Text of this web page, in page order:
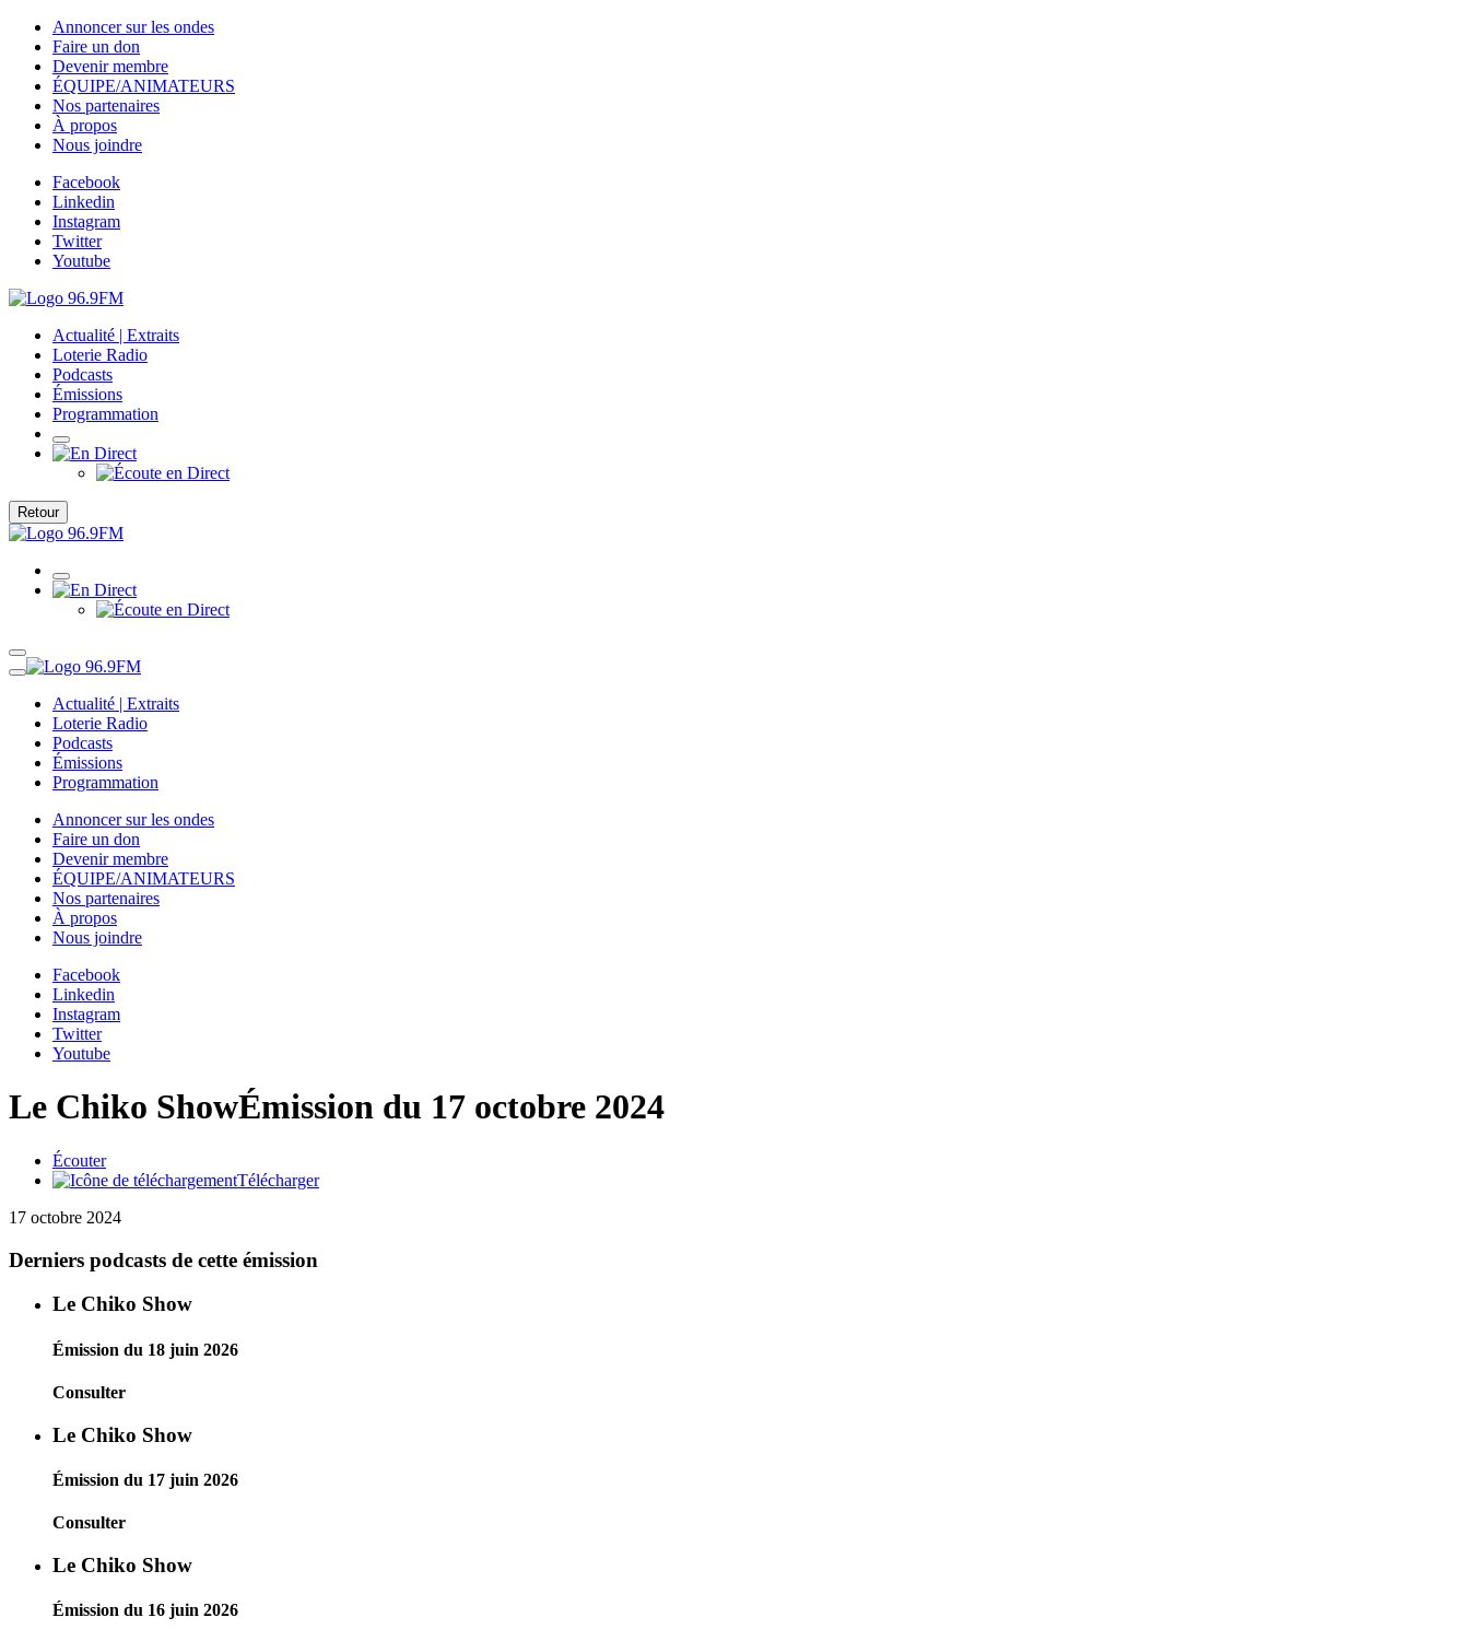
Annoncer sur les ondes
Faire un don
Devenir membre
ÉQUIPE/ANIMATEURS
Nos partenaires
À propos
Nous joindre
Facebook
Linkedin
Instagram
Twitter
Youtube
Actualité | Extraits
Loterie Radio
Podcasts
Émissions
Programmation
Retour
Actualité | Extraits
Loterie Radio
Podcasts
Émissions
Programmation
Annoncer sur les ondes
Faire un don
Devenir membre
ÉQUIPE/ANIMATEURS
Nos partenaires
À propos
Nous joindre
Facebook
Linkedin
Instagram
Twitter
Youtube
Le Chiko ShowÉmission du 17 octobre 2024
Écouter
Télécharger
17 octobre 2024
Derniers podcasts de cette émission
Le Chiko Show
Émission du 18 juin 2026
Consulter
Le Chiko Show
Émission du 17 juin 2026
Consulter
Le Chiko Show
Émission du 16 juin 2026